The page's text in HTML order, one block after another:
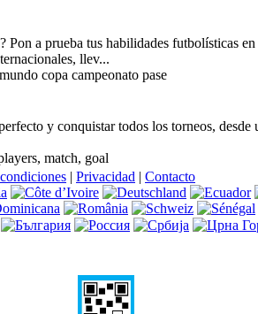
Pon a prueba tus habilidades futbolísticas
llev...
copa campeonato pase
y conquistar todos los torneos, desde
match, goal
| Privacidad | Contacto